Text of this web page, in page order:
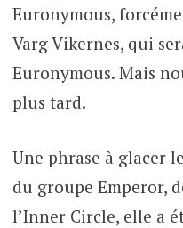
Euronymous,
Varg Vikernes, qui
Euronymous. Mais
plus tard.
Une phrase à glacer
du groupe Emperor,
l’Inner Circle, elle a